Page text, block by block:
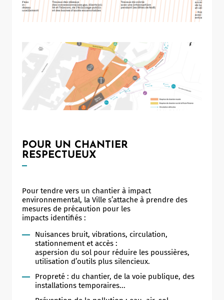
POUR UN CHANTIER
RESPECTUEUX
Pour tendre vers un chantier à impact
environnemental, la Ville s’attache à prendre des
mesures de précaution pour les
impacts identifiés :
Nuisances bruit, vibrations, circulation,
stationnement et accès :
aspersion du sol pour réduire les poussières,
utilisation d’outils plus silencieux.
Propreté : du chantier, de la voie publique, des
installations temporaires...